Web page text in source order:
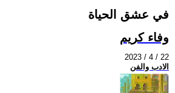
في عشق الحياة
وفاء كريم
2023 / 4 / 22
الادب والفن